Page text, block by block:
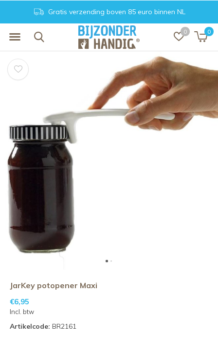
0 0
Gratis verzending boven 85 euro binnen NL
JarKey potopener Maxi
€6,95
Incl. btw
Artikelcode: BR2161